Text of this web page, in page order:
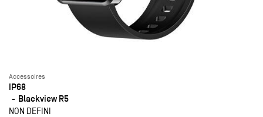
Accessoires
IP68
Blackview R5
NON DEFINI